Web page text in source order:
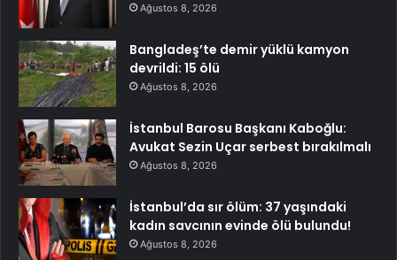
Ağustos 8, 2026
Bangladeş’te demir yüklü kamyon
devrildi: 15 ölü
Ağustos 8, 2026
İstanbul Barosu Başkanı Kaboğlu:
Avukat Sezin Uçar serbest bırakılmalı
Ağustos 8, 2026
İstanbul’da sır ölüm: 37 yaşındaki
kadın savcının evinde ölü bulundu!
Ağustos 8, 2026